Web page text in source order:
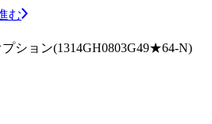
む
ション(1314GH0803G49★64-N)